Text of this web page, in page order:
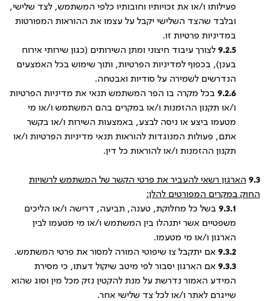
פעילותו ו/או את זכויותיו וחובותיו כלפי המשתמש, לצד שלישי,
ובלבד שהצד השלישי יקבל על עצמו את ההוראות המפורטות
במדיניות פרטיות זו.
9.2.5 לצורך עיבוד חיצוני ומתן השירותים (כגון שירותי אירוח
בענן), בכפוף למדיניות הפרטיות, ותוך שימוש בכל האמצעים
הנדרשים לשמירה על סודיות ואבטחה.
9.2.6 בכל מקרה בו הפר המשתמש תנאי את מדיניות הפרטיות
ו/או תקנון ההזמנות ו/או במקרים בהם המשתמש ו/או מי
מטעמו ביצע או ניסה לבצע, באמצעות השירות ו/או בקשר
אתם, פעולות המנוגדות להוראות תנאי מדיניות הפרטיות ו/או
תקנון ההזמנות ו/או להוראות כל דין.
9.3 הארגון רשאי להעביר את פרטי הקשר של המשתמש לרשויות
החוק במקרים המפורטים להלן:
9.3.1 בשל כל מחלוקת, טענה, תביעה, דרישה ו/או הליכים
משפטיים אשר יתנהלו בין המשתמש ו/או מי מטעמו לבין
הארגון ו/או מי מטעמו.
9.3.2 אם יתקבל צו שיפוטי המורה למסור את פרטי המשתמש.
9.3.3 אם הארגון יסבור לפי מיטב שיקול דעתו, כי מסירת
המידע האמור נדרשת על מנת להקטין נזק מכל מין וסוג שהוא
שייגרם לאתר ו/או לכל צד שלישי אחר.